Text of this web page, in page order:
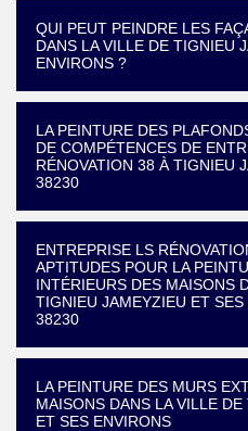
QUI PEUT PEINDRE LES
DANS LA VILLE DE TIGNIEU
ENVIRONS ?
LA PEINTURE DES
DE COMPÉTENCES DE
RÉNOVATION 38 À TIGNIEU
38230
ENTREPRISE LS
APTITUDES POUR LA
INTÉRIEURS DES MAISONS
TIGNIEU JAMEYZIEU ET
38230
LA PEINTURE DES MURS
MAISONS DANS LA VILLE
ET SES ENVIRONS